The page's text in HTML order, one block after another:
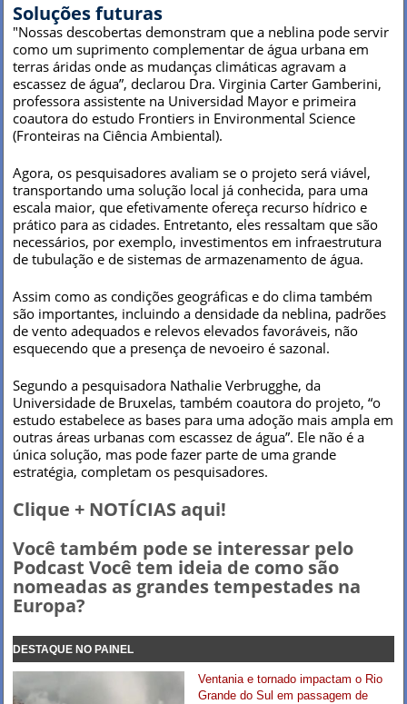
Soluções futuras
"Nossas descobertas demonstram que a neblina pode servir
como um suprimento complementar de água urbana em
terras áridas onde as mudanças climáticas agravam a
escassez de água”, declarou Dra. Virginia Carter Gamberini,
professora assistente na Universidad Mayor e primeira
coautora do estudo Frontiers in Environmental Science
(Fronteiras na Ciência Ambiental).
Agora, os pesquisadores avaliam se o projeto será viável,
transportando uma solução local já conhecida, para uma
escala maior, que efetivamente ofereça recurso hídrico e
prático para as cidades. Entretanto, eles ressaltam que são
necessários, por exemplo, investimentos em infraestrutura
de tubulação e de sistemas de armazenamento de água.
Assim como as condições geográficas e do clima também
são importantes, incluindo a densidade da neblina, padrões
de vento adequados e relevos elevados favoráveis, não
esquecendo que a presença de nevoeiro é sazonal.
Segundo a pesquisadora Nathalie Verbrugghe, da
Universidade de Bruxelas, também coautora do projeto, “o
estudo estabelece as bases para uma adoção mais ampla em
outras áreas urbanas com escassez de água”. Ele não é a
única solução, mas pode fazer parte de uma grande
estratégia, completam os pesquisadores.
Clique + NOTÍCIAS aqui!
Você também pode se interessar pelo
Podcast Você tem ideia de como são
nomeadas as grandes tempestades na
Europa?
DESTAQUE NO PAINEL
Ventania e tornado impactam o Rio
Grande do Sul em passagem de